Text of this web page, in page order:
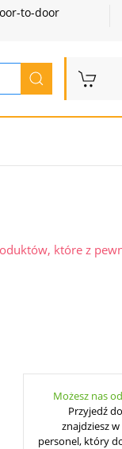
to-door
które z
Możesz nas
Przyjedź
znajdziesz
personel, który